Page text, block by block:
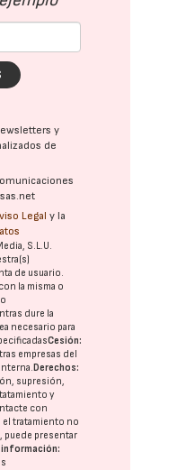
y
de
Legal y la
S.L.U.
de usuario.
la misma o
dure la
necesario para
Cesión:
empresas del
Derechos:
supresión,
y
con
el tratamiento no
puede presentar
información: